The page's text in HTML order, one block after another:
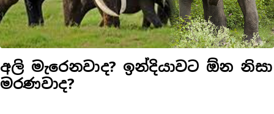
අලි මැරෙනවාද? ඉන්දියාවට ඕන නිසා
මරණවාද?